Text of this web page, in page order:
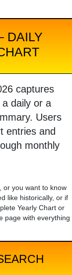
DAILY
captures
daily or a
Users
entries and
monthly
or you want to know
like historically, or if
Yearly Chart or
page with everything